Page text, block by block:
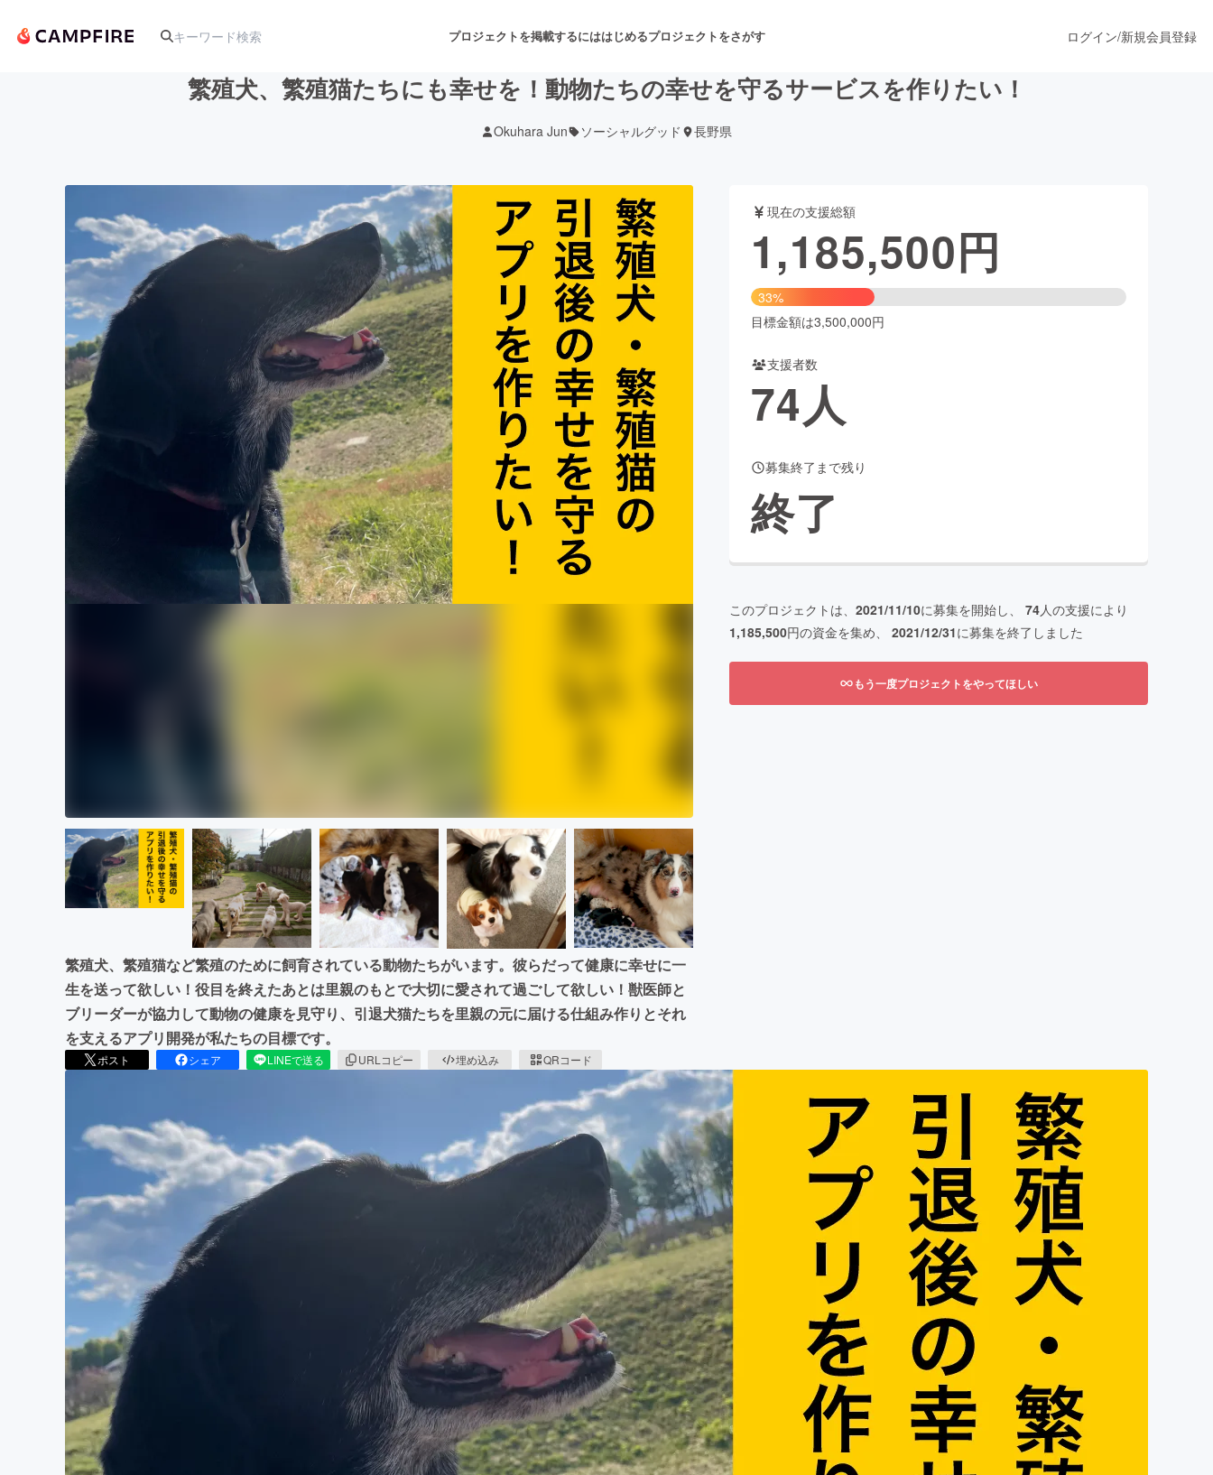
プロジェクトを掲載するにははじめるプロジェクトをさがす
アート・写真 音楽 舞台・パフォーマンス
ゲーム・サービス開発 ファッション
書籍・雑誌出版
ビジネス・起業 チャレンジ ビューティー・ヘルスケア
まちづくり・地域活性化
CAMPFIRE for Social GoodCAMPFIRE Creation
CAMPFIREふるさと納税
machi-ya
ログイン/新規会員登録
繁殖犬、繁殖猫たちにも幸せを！動物たちの幸せを守るサービスを作りたい！
Okuhara Jun ソーシャルグッド 長野県
繁殖犬、繁殖猫など繁殖のために飼育されている動物たちがいます。彼らだって健康に幸せに一
生を送って欲しい！役目を終えたあとは里親のもとで大切に愛されて過ごして欲しい！獣医師と
ブリーダーが協力して動物の健康を見守り、引退犬猫たちを里親の元に届ける仕組み作りとそれ
を支えるアプリ開発が私たちの目標です。
ポスト シェア LINEで送る URLコピー 埋め込み QRコード
現在の支援総額
1,185,500円
33%
目標金額は3,500,000円
支援者数
74人
募集終了まで残り
終了
このプロジェクトは、 2021/11/10に募集を開始し、 74人の支援により
1,185,500円の資金を集め、 2021/12/31に募集を終了しました
もう一度プロジェクトをやってほしい